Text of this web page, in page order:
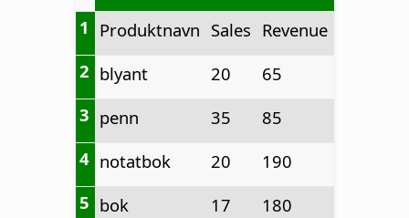
1 Produktnavn Sales Revenue
2 blyant 20
65
3 penn 35
85
4 notatbok 20
190
5 bok 17
180